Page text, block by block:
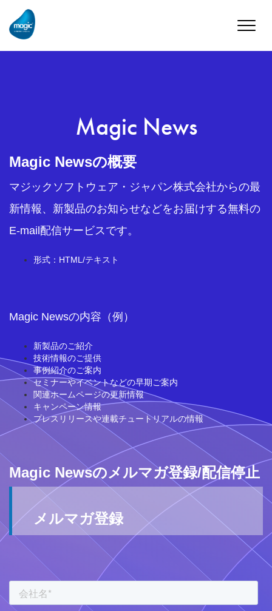
Toggle
Magic News
Magic Newsの概要
マジックソフトウェア・ジャパン株式会社からの最
新情報、新製品のお知らせなどをお届けする無料の
E-mail配信サービスです。
形式：HTML/テキスト
Magic Newsの内容（例）
新製品のご紹介
技術情報のご提供
事例紹介のご案内
セミナーやイベントなどの早期ご案内
関連ホームページの更新情報
キャンペーン情報
プレスリリースや連載チュートリアルの情報
Magic Newsのメルマガ登録/配信停止
メルマガ登録